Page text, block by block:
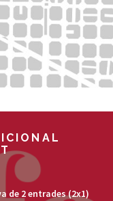
de 2 entrades (2x1)